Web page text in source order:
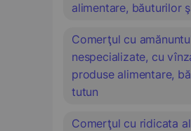
alimentare, băuturilor
Comerţul cu
nespecializate, cu
produse alimentare,
tutun
Comerţul cu ridicata